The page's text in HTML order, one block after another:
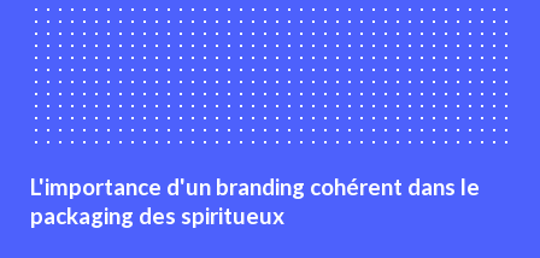
L'importance d'un branding cohérent dans le
packaging des spiritueux